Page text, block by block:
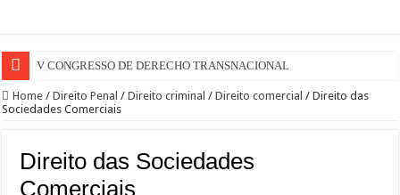
V CONGRESSO DE DERECHO TRANSNACIONAL
Home / Direito Penal / Direito criminal / Direito comercial / Direito das
Sociedades Comerciais
Direito das Sociedades
Comerciais